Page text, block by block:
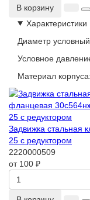
В корзину
Характеристики
Диаметр
Условное
Материал корпуса:
Задвижка стальная
25 с редуктором
2220000509
от 100 ₽